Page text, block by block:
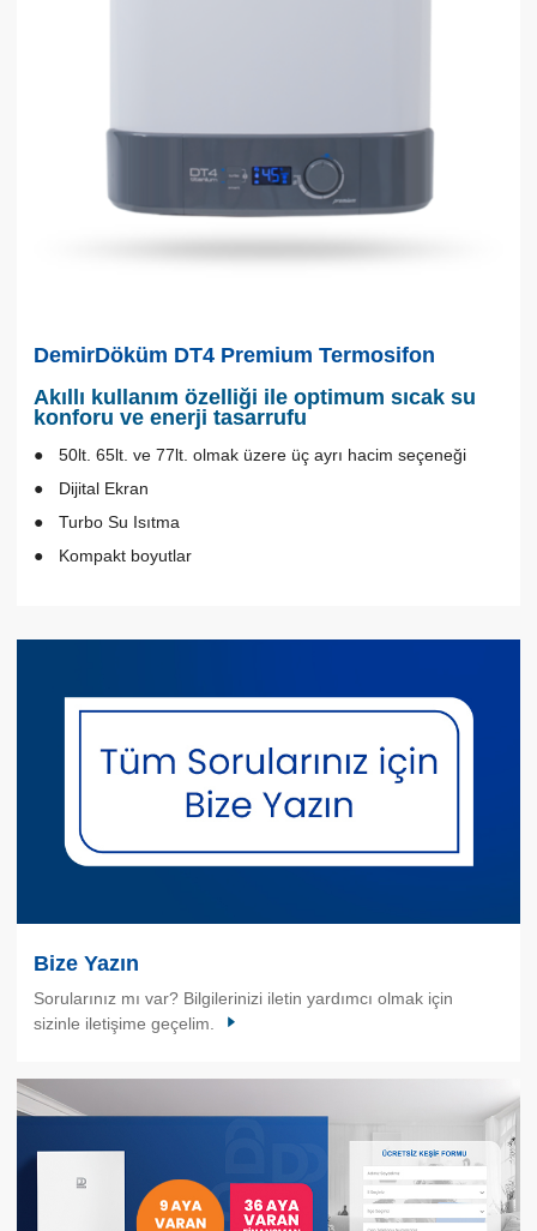
DemirDöküm DT4 Premium Termosifon
Akıllı kullanım özelliği ile optimum sıcak su
konforu ve enerji tasarrufu
50lt. 65lt. ve 77lt. olmak üzere üç ayrı hacim seçeneği
Dijital Ekran
Turbo Su Isıtma
Kompakt boyutlar
Bize Yazın
Sorularınız mı var? Bilgilerinizi iletin yardımcı olmak için
sizinle iletişime geçelim.